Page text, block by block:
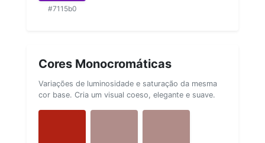
#7115b0
Cores Monocromáticas
Variações de luminosidade e saturação da mesma
cor base. Cria um visual coeso, elegante e suave.